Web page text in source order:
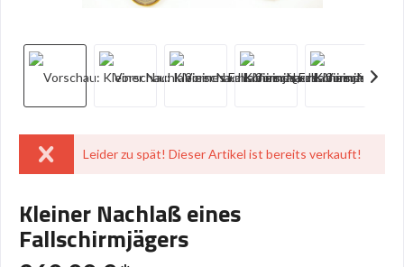
Leider zu spät! Dieser Artikel ist bereits verkauft!
Kleiner Nachlaß eines
Fallschirmjägers